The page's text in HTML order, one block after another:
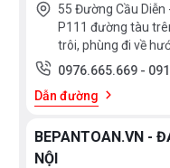
55 Đường Cầu Diễn
P111 đường tàu
trôi, phùng đi về
0976.665.669 -
Dẫn đường
BEPANTOAN.VN -
NỘI